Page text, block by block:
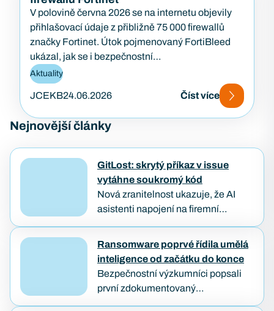
V polovině června 2026 se na internetu objevily
přihlašovací údaje z přibližně 75 000 firewallů
značky Fortinet. Útok pojmenovaný FortiBleed
ukázal, jak se i bezpečnostní…
Aktuality
JCEKB24.06.2026 Číst více
Nejnovější články
GitLost: skrytý příkaz v issue
vytáhne soukromý kód
Nová zranitelnost ukazuje, že AI
asistenti napojení na firemní
obyčejným textem. Útočníkovi stačí
založit veřejný požadavek na opravu
a počkat, až…
Ransomware poprvé řídila umělá
inteligence od začátku do konce
Bezpečnostní výzkumníci popsali
první zdokumentovaný